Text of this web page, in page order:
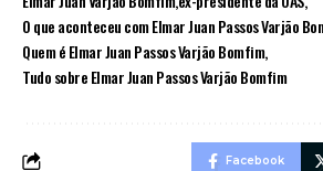
O que aconteceu com Elmar Juan Passos Varjão
Quem é Elmar Juan Passos Varjão Bomfim
Tudo sobre Elmar Juan Passos Varjão Bomfim
Facebook